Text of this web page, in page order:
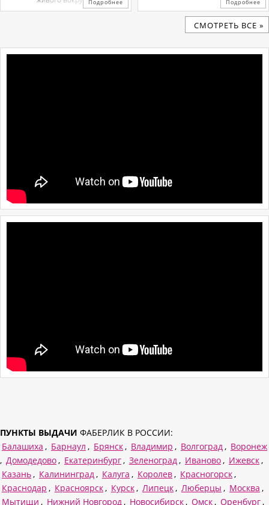
Подробнее Подробнее
CМОТРЕТЬ ВСЕ »
ПУНКТЫ ВЫДАЧИ ФАБЕРЛИК В РОССИИ:
Балашиха , Барнаул , Брянск , Владимир , Волгоград , Воронеж
, Домодедово , Екатеринбург , Зеленоград , Иваново , Ижевск ,
Казань , Калининград , Калуга , Королев , Красногорск ,
Краснодар , Красноярск , Курск , Липецк , Люберцы , Москва ,
Мытищи , Нижний Новгород , Новосибирск , Омск , Оренбург ,